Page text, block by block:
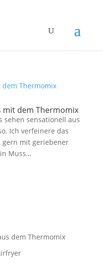
mit dem Thermomix
sehen sensationell aus
Ich verfeinere das
gern mit geriebener
Muss…
dem Thermomix